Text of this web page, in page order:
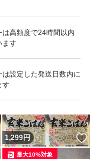
は高頻度で24時間以内
ます
は設定した発送日数内に
す
いいね！
1,299
いね！
1,299円
最大10%対象